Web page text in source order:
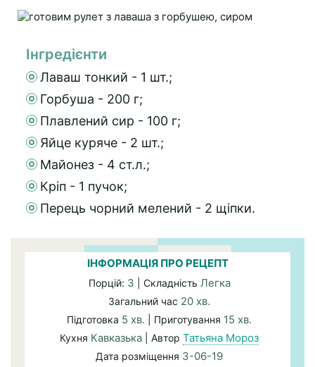
Інгредієнти
Лаваш тонкий - 1 шт.;
Горбуша - 200 г;
Плавлений сир - 100 г;
Яйце куряче - 2 шт.;
Майонез - 4 ст.л.;
Кріп - 1 пучок;
Перець чорний мелений - 2 щіпки.
ІНФОРМАЦІЯ ПРО РЕЦЕПТ
Порцій: 3 | Складність Легка
Загальний час 20 хв.
Підготовка 5 хв. | Приготування 15 хв.
Кухня Кавказька | Автор Татьяна Мороз
Дата розміщення 3-06-19